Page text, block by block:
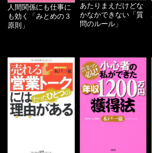
人間関係にも仕事に
も効く「みとめの３
原則」
あたりまえだけどな
かなかできない「質
問のルール」